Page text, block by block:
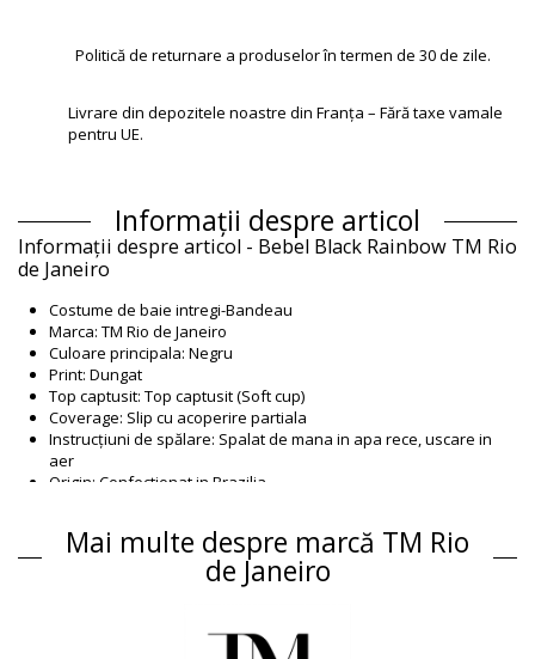
Politică de returnare a produselor în termen de 30 de zile.
Livrare din depozitele noastre din Franța – Fără taxe vamale
pentru UE.
Informații despre articol
Informații despre articol - Bebel Black Rainbow TM Rio
de Janeiro
Costume de baie intregi-Bandeau
Marca: TM Rio de Janeiro
Culoare principala: Negru
Print: Dungat
Top captusit: Top captusit (Soft cup)
Coverage: Slip cu acoperire partiala
Instrucțiuni de spălare: Spalat de mana in apa rece, uscare in
aer
Origin: Confectionat in Brazilia
Compoziție
Compoziție: 100% Polyester
Informaţii produs
Mai multe despre marcă TM Rio
de Janeiro